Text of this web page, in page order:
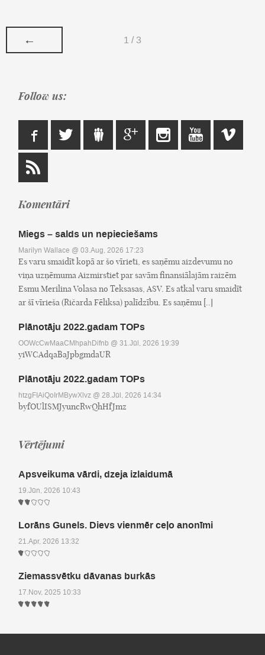
← 1 / 3
Follow us:
Komentāri
Miegs – salds un nepieciešams
Marilyn Wallace @ 03.Aug, 2026 17:23
Es varu smaidīt kopā ar šo vīrieti, es saņēmu aizdevumu no
viņa uzņēmuma Aizmirstiet par savām finansiālajām raizēm
Esmu Merilina Volasa no Teksasas, ASV. Es atkal varu smaidīt
ar šī vīrieša (Ričarda Fēliksa) palīdzību. Es saņēmu [..]
Plānotāju 2022.gadam TOPs
OOWcCwMaaCMhpahDifnb @ 31.Jūl, 2026 19:39
yiWCAdqaBaJpbgmdaUR
Plānotāju 2022.gadam TOPs
htzgFIAiQoIrMBywXlvz @ 28.Jūl, 2026 14:34
byfOUlISMJyuncRwQhHfJmz
Vērtējumi
Apsveikuma vārdi, dzeja izlaidumā
19.Jūn, 2026 10:43
Lorāns Gunels. Dievs vienmēr ceļo anonīmi
21.Apr, 2026 13:32
Ziemassvētku dāvanas burkās
17.Nov, 2025 10:33